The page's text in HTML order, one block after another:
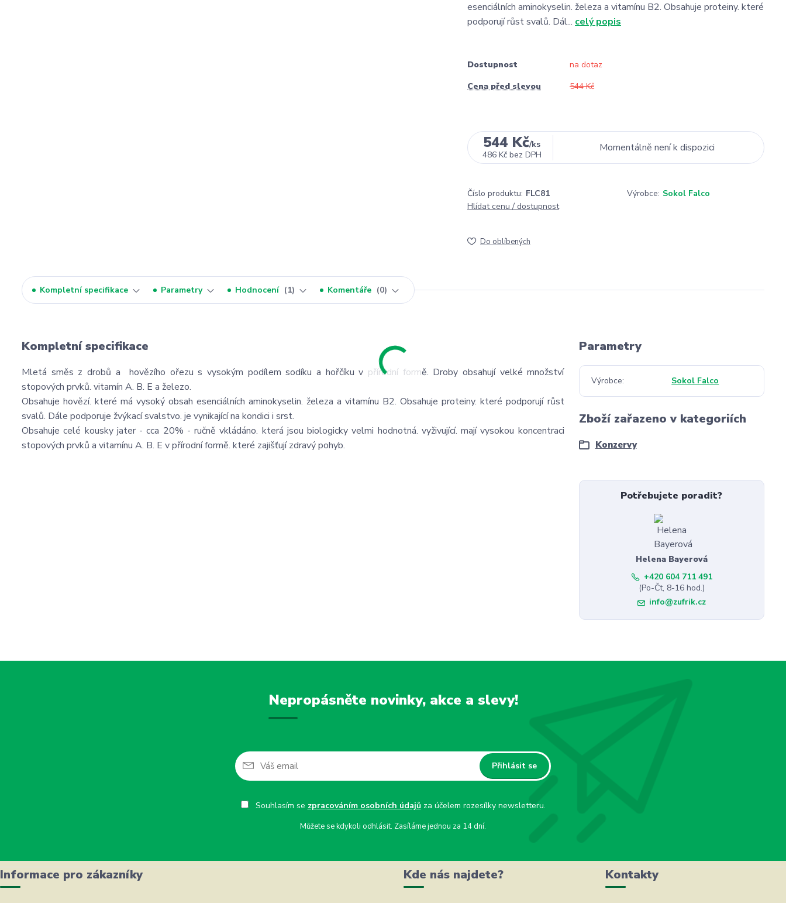
esenciálních aminokyselin. železa a vitamínu B2. Obsahuje proteiny. které
podporují růst svalů. Dál... celý popis
Dostupnost
na dotaz
Cena před slevou
544 Kč
544 Kč/ks
486 Kč bez DPH
Momentálně není k dispozici
Číslo produktu: FLC81 Výrobce: Sokol Falco
Hlídat cenu / dostupnost
Do oblíbených
Kompletní specifikace Parametry Hodnocení 1 Komentáře 0
Kompletní specifikace
Mletá směs z drobů a hovězího ořezu s vysokým podílem sodíku a hořčíku v přírodní formě. Droby obsahují velké množství
stopových prvků. vitamín A. B. E a železo.
Obsahuje hovězí. které má vysoký obsah esenciálních aminokyselin. železa a vitamínu B2. Obsahuje proteiny. které podporují růst
svalů. Dále podporuje žvýkací svalstvo. je vynikající na kondici i srst.
Obsahuje celé kousky jater - cca 20% - ručně vkládáno. která jsou biologicky velmi hodnotná. vyživující. mají vysokou koncentraci
stopových prvků a vitamínu A. B. E v přírodní formě. které zajišťují zdravý pohyb.
Parametry
Výrobce Sokol Falco
Zboží zařazeno v kategoriích
Konzervy
Potřebujete poradit?
Helena Bayerová
+420 604 711 491
(Po-Čt, 8-16 hod.)
info@zufrik.cz
Nepropásněte novinky, akce a slevy!
Přihlásit se
Souhlasím se zpracováním osobních údajůza účelem rozesílky newsletteru.
Můžete se kdykoli odhlásit. Zasíláme jednou za 14 dní.
Informace pro zákazníky Kde nás najdete? Kontakty